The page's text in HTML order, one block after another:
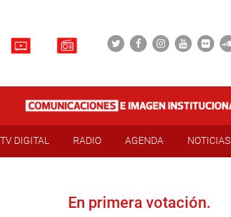
TV DIGITAL RADIO AGENDA NOTICIAS
En primera votación.